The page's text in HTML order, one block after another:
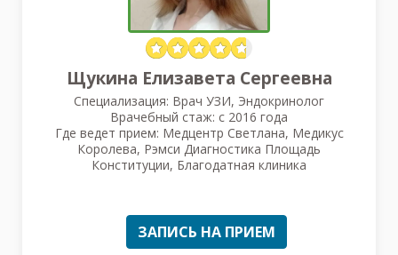
Щукина Елизавета Сергеевна
Специализация: Врач УЗИ, Эндокринолог
Врачебный стаж: с 2016 года
Где ведет прием: Медцентр Светлана, Медикус
Королева, Рэмси Диагностика Площадь
Конституции, Благодатная клиника
ЗАПИСЬ НА ПРИЕМ